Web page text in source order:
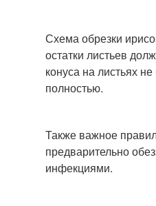
Схема обрезки
остатки листьев
конуса на листьях
полностью.
Также важное
предварительно
инфекциями.